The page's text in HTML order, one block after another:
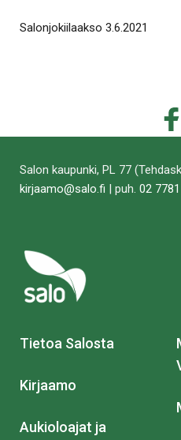
Salonjokiilaakso 3.6.2021
Jaa
Salon kaupunki, PL 77
kirjaamo@salo.fi | puh. 02 7781
Tietoa Salosta
Kirjaamo
Aukioloajat ja